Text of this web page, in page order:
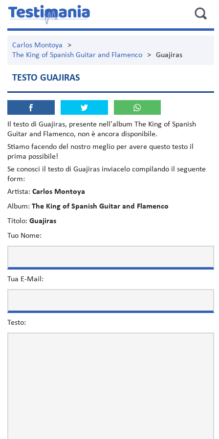
Carlos Montoya
>
The King of Spanish Guitar and Flamenco
> Guajiras
TESTO GUAJIRAS
Il testo di Guajiras, presente nell'album The King of Spanish
Guitar and Flamenco, non è ancora disponibile.
Stiamo facendo del nostro meglio per avere questo testo il
prima possibile!
Se conosci il testo di Guajiras inviacelo compilando il seguente
form:
Artista: Carlos Montoya
Album: The King of Spanish Guitar and Flamenco
Titolo: Guajiras
Tuo Nome:
Tua E-Mail:
Testo: